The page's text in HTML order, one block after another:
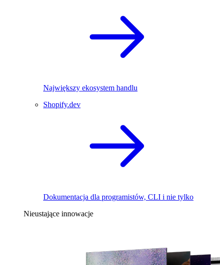
Największy ekosystem handlu
Shopify.dev
Dokumentacja dla programistów, CLI i nie tylko
Nieustające innowacje